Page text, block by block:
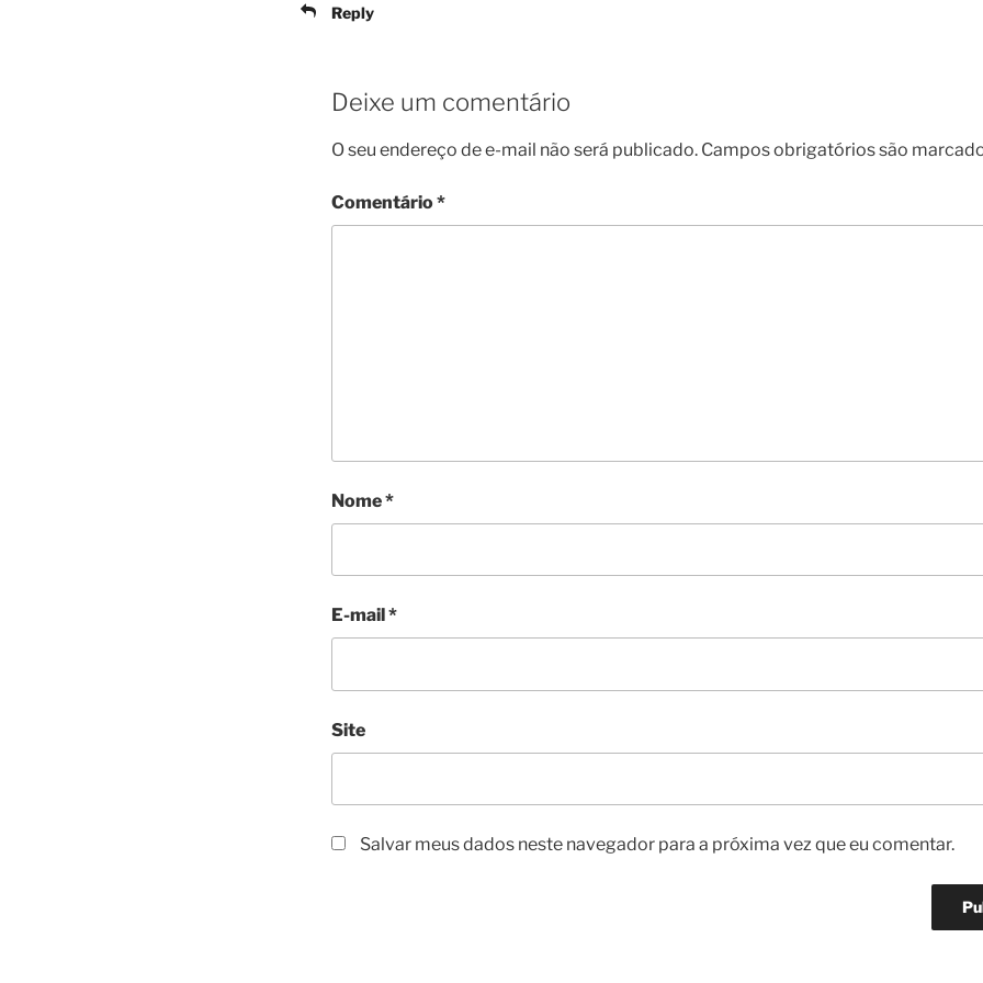
Reply
Deixe um comentário
O seu endereço de e-mail não será publicado. Campos obrigatórios são
Comentário*
Nome*
E-mail *
Site
Salvar meus dados neste navegador para a próxima vez que eu comentar.